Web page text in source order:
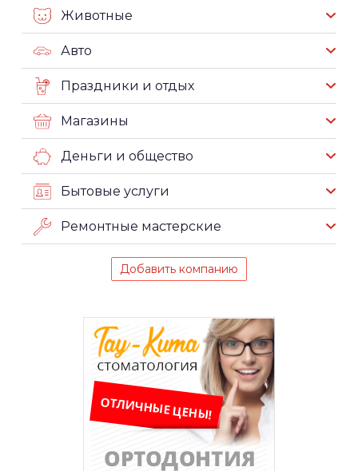
Животные
Авто
Праздники и отдых
Магазины
Деньги и общество
Бытовые услуги
Ремонтные мастерские
Добавить компанию